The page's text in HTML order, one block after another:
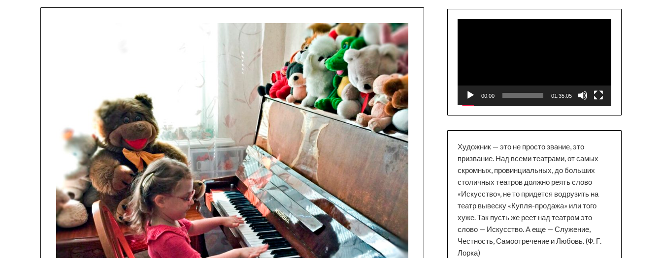
00:00 01:35:05
Художник — это не просто звание, это
призвание. Над всеми театрами, от самых
скромных, провинциальных, до больших
столичных театров должно реять слово
«Искусство», не то придется водрузить на
театр вывеску «Купля-продажа» или того
хуже. Так пусть же реет над театром это
слово — Искусство. А еще — Служение,
Честность, Самоотречение и Любовь. (Ф. Г.
Лорка)